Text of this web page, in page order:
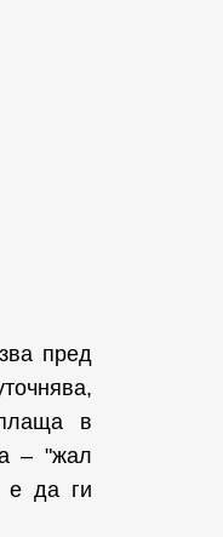
пред
в
– "жал
да ги